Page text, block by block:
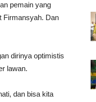
pemain yang
Firmansyah. Dan
dirinya optimistis
lawan.
dan bisa kita